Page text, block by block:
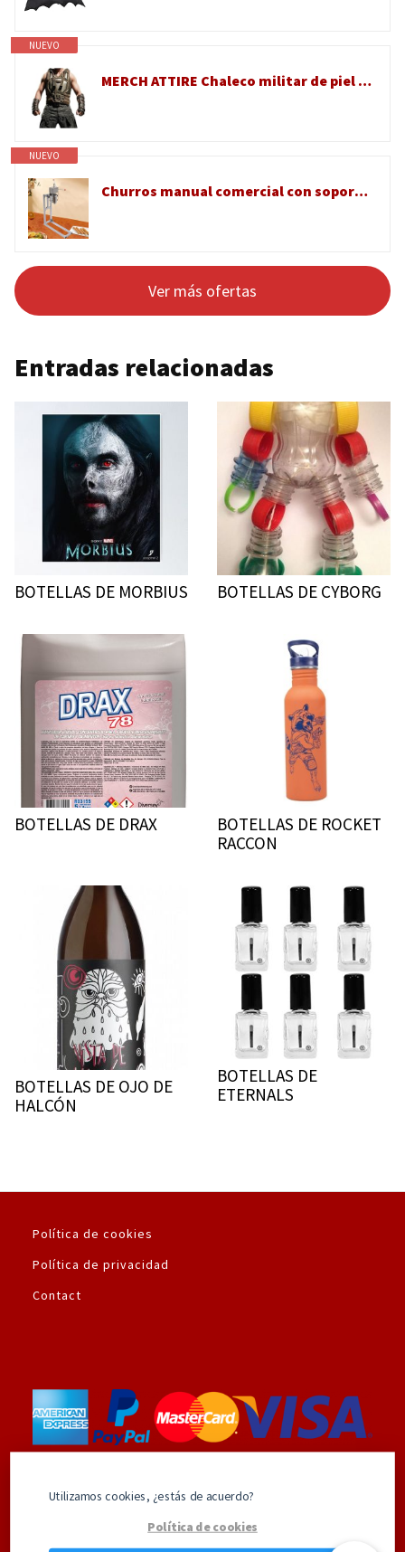
NUEVO
MERCH ATTIRE Chaleco militar de piel sintética para hombre, chaleco táctico de combate oscuro para cosplay, Piel sintética - Chaleco BAN3, XXS
NUEVO
Churros manual comercial con soporte en forma de L para frutas latinas y churros españoles
Ver más ofertas
Entradas relacionadas
BOTELLAS DE MORBIUS BOTELLAS DE CYBORG
BOTELLAS DE DRAX
BOTELLAS DE ROCKET
RACCON
BOTELLAS DE OJO DE
HALCÓN
BOTELLAS DE
ETERNALS
Política de cookies
Política de privacidad
Contact
Utilizamos cookies, ¿estás de acuerdo?
Política de cookies